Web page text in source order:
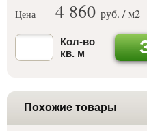
Цена 4 860 руб. / м2
Кол-во
кв. м
Похожие товары